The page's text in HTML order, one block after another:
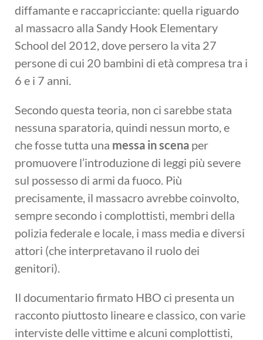
diffamante e raccapricciante: quella riguardo
al massacro alla Sandy Hook Elementary
School del 2012, dove persero la vita 27
persone di cui 20 bambini di età compresa tra i
6 e i 7 anni.
Secondo questa teoria, non ci sarebbe stata
nessuna sparatoria, quindi nessun morto, e
che fosse tutta una messa in scena per
promuovere l’introduzione di leggi più severe
sul possesso di armi da fuoco. Più
precisamente, il massacro avrebbe coinvolto,
sempre secondo i complottisti, membri della
polizia federale e locale, i mass media e diversi
attori (che interpretavano il ruolo dei
genitori).
Il documentario firmato HBO ci presenta un
racconto piuttosto lineare e classico, con varie
interviste delle vittime e alcuni complottisti,